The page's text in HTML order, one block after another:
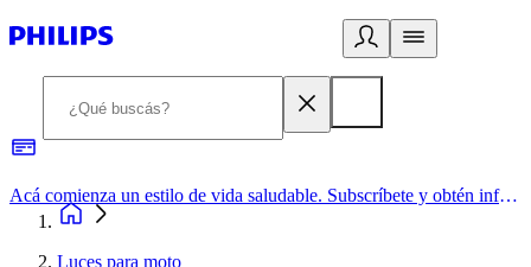
Acá comienza un estilo de vida saludable. Subscríbete y obtén información de primera mano
Luces para moto